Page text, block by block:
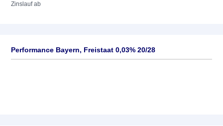
Zinslauf ab
Performance Bayern, Freistaat 0,03% 20/28